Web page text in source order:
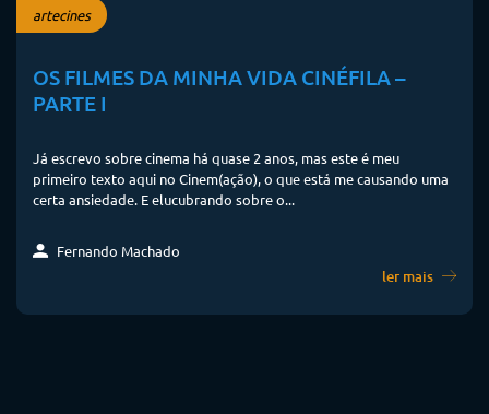
artecines
OS FILMES DA MINHA VIDA CINÉFILA –
PARTE I
Já escrevo sobre cinema há quase 2 anos, mas este é meu
primeiro texto aqui no Cinem(ação), o que está me causando uma
certa ansiedade. E elucubrando sobre o...
Fernando Machado
ler mais